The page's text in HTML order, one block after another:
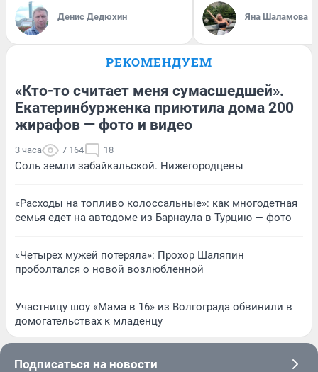
Денис Дедюхин Яна Шаламова
РЕКОМЕНДУЕМ
«Кто-то считает меня сумасшедшей».
Екатеринбурженка приютила дома 200
жирафов — фото и видео
3 часа 7 164 18
Соль земли забайкальской. Нижегородцевы
«Расходы на топливо колоссальные»: как многодетная
семья едет на автодоме из Барнаула в Турцию — фото
«Четырех мужей потеряла»: Прохор Шаляпин
проболтался о новой возлюбленной
Участницу шоу «Мама в 16» из Волгограда обвинили в
домогательствах к младенцу
Подписаться на новости